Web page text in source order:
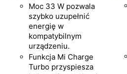
Moc 33 W pozwala
szybko uzupełnić
energię w
kompatybilnym
urządzeniu.
Funkcja Mi Charge
Turbo przyspiesza